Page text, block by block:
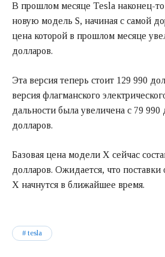
В прошлом месяце Tesla наконец-то
новую модель S, начиная с самой
цена которой в прошлом месяце
долларов.
Эта версия теперь стоит 129 990
версия флагманского
дальности была увеличена с 79 990
долларов.
Базовая цена модели X сейчас
долларов. Ожидается, что
X начнутся в ближайшее время.
tesla